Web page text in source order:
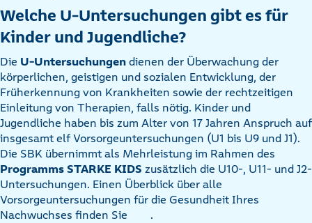
Welche U-Untersuchungen gibt es für
Kinder und Jugendliche?
Die U-Untersuchungen dienen der Überwachung der
körperlichen, geistigen und sozialen Entwicklung, der
Früherkennung von Krankheiten sowie der rechtzeitigen
Einleitung von Therapien, falls nötig. Kinder und
Jugendliche haben bis zum Alter von 17 Jahren Anspruch auf
insgesamt elf Vorsorgeuntersuchungen (U1 bis U9 und J1).
Die SBK übernimmt als Mehrleistung im Rahmen des
Programms STARKE KIDS zusätzlich die U10-, U11- und J2-
Untersuchungen. Einen Überblick über alle
Vorsorgeuntersuchungen für die Gesundheit Ihres
Nachwuchses finden Sie
.